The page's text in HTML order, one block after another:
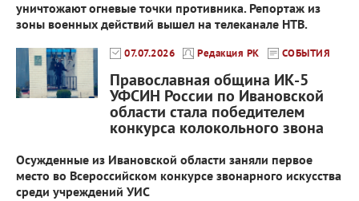
уничтожают огневые точки противника. Репортаж из
зоны военных действий вышел на телеканале НТВ.
07.07.2026 Редакция РК СОБЫТИЯ
Православная община ИК-5
УФСИН России по Ивановской
области стала победителем
конкурса колокольного звона
Осужденные из Ивановской области заняли первое
место во Всероссийском конкурсе звонарного искусства
среди учреждений УИС